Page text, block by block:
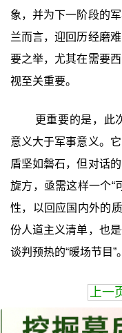
象，并为下一阶段的
兰而言，迎回历经磨
要之举，尤其在需要
视至关重要。
更重要的是，此
意义大于军事意义。
盾坚如磐石，但对话
旋方，亟需这样一个“
性，以回应国内外的
份人道主义清单，也
谈判预热的“暖场节目”。
上一